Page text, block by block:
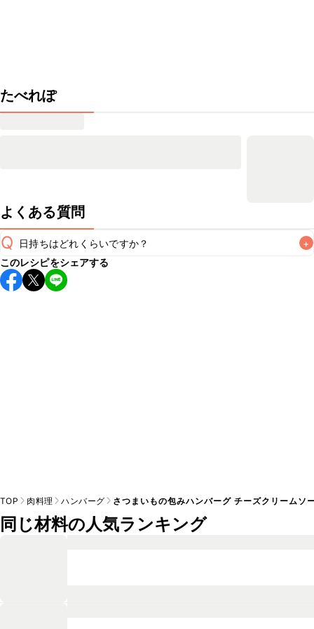
たべれぽ
よくある質問
Q 日持ちはどれくらいですか？ +
保存期間は冷蔵で翌日中が目安です。なるべくお早めにお召
し上がりください。
このレシピをシェアする
TOP 肉料理 ハンバーグ さつまいもの包みハンバーグ チーズクリームソ
同じ材料の人気ランキング